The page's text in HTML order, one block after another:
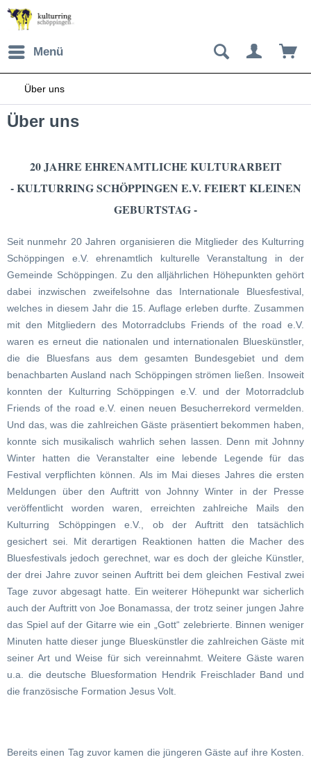
Menü
Über uns
Über uns
20 JAHRE EHRENAMTLICHE KULTURARBEIT
- KULTURRING SCHÖPPINGEN E.V. FEIERT KLEINEN
GEBURTSTAG -
Seit nunmehr 20 Jahren organisieren die Mitglieder des Kulturring
Schöppingen e.V. ehrenamtlich kulturelle Veranstaltung in der
Gemeinde Schöppingen. Zu den alljährlichen Höhepunkten gehört
dabei inzwischen zweifelsohne das Internationale Bluesfestival,
welches in diesem Jahr die 15. Auflage erleben durfte. Zusammen
mit den Mitgliedern des Motorradclubs Friends of the road e.V.
waren es erneut die nationalen und internationalen Blueskünstler,
die die Bluesfans aus dem gesamten Bundesgebiet und dem
benachbarten Ausland nach Schöppingen strömen ließen. Insoweit
konnten der Kulturring Schöppingen e.V. und der Motorradclub
Friends of the road e.V. einen neuen Besucherrekord vermelden.
Und das, was die zahlreichen Gäste präsentiert bekommen haben,
konnte sich musikalisch wahrlich sehen lassen. Denn mit Johnny
Winter hatten die Veranstalter eine lebende Legende für das
Festival verpflichten können. Als im Mai dieses Jahres die ersten
Meldungen über den Auftritt von Johnny Winter in der Presse
veröffentlicht worden waren, erreichten zahlreiche Mails den
Kulturring Schöppingen e.V., ob der Auftritt den tatsächlich
gesichert sei. Mit derartigen Reaktionen hatten die Macher des
Bluesfestivals jedoch gerechnet, war es doch der gleiche Künstler,
der drei Jahre zuvor seinen Auftritt bei dem gleichen Festival zwei
Tage zuvor abgesagt hatte. Ein weiterer Höhepunkt war sicherlich
auch der Auftritt von Joe Bonamassa, der trotz seiner jungen Jahre
das Spiel auf der Gitarre wie ein „Gott“ zelebrierte. Binnen weniger
Minuten hatte dieser junge Blueskünstler die zahlreichen Gäste mit
seiner Art und Weise für sich vereinnahmt. Weitere Gäste waren
u.a. die deutsche Bluesformation Hendrik Freischlader Band und
die französische Formation Jesus Volt.
Bereits einen Tag zuvor kamen die jüngeren Gäste auf ihre Kosten.